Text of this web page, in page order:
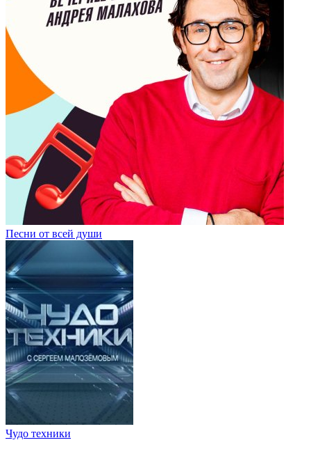
Песни от всей души
Чудо техники